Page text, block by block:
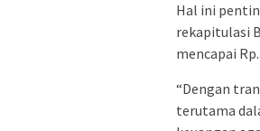
Hal ini
rekapitulasi
mencapai
“Dengan
terutama